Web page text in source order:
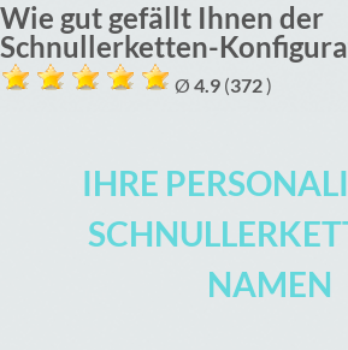
Wie gut gefällt Ihnen der
Schnullerketten-
Ø 4.9 (372)
IHRE
NAMEN